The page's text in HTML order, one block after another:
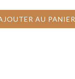
AU PANIER